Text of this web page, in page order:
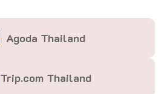
Agoda Thailand
Trip.com Thailand